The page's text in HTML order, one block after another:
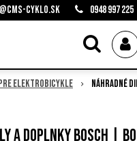
cyklo.sk 0948 997 225
elektrobicykle
Náhradné
a doplnky Bosch |